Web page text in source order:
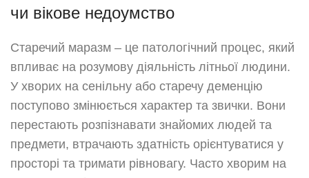
чи вікове недоумство
Старечий маразм – це патологічний процес, який
впливає на розумову діяльність літньої людини.
У хворих на сенільну або старечу деменцію
поступово змінюється характер та звички. Вони
перестають розпізнавати знайомих людей та
предмети, втрачають здатність орієнтуватися у
просторі та тримати рівновагу. Часто хворим на